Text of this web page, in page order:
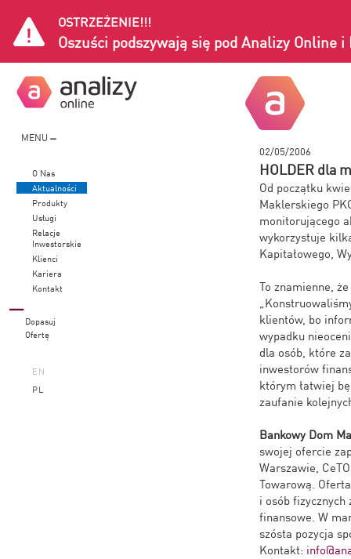
OSTRZEŻENIE!!!
Oszuści podszywają się pod Analizy Online i
MENU
O Nas
Aktualności
Produkty
Usługi
Relacje
Inwestorskie
Klienci
Kariera
Kontakt
Dopasuj
Ofertę
EN
PL
02/05/2006
HOLDER dla
Od początku
Maklerskiego
monitorującego
wykorzystuje
Kapitałowego,
To znamienne,
klientów, bo
wypadku
dla osób, które
inwestorów
którym łatwiej
zaufanie
Bankowy Dom
swojej ofercie
Warszawie,
Towarową.
i osób
finansowe. W
szósta pozycja
Kontakt: